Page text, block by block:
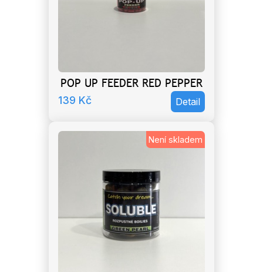
POP UP FEEDER RED PEPPER
139 Kč Detail
Není skladem